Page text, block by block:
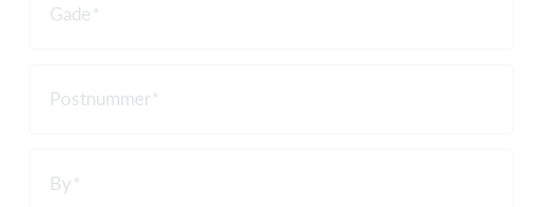
Gade
Postnummer
By